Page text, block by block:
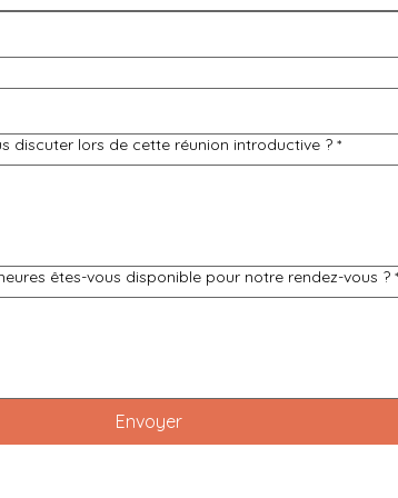
discuter lors de cette réunion introductive ? *
êtes-vous disponible pour notre rendez-vous ? *
Envoyer